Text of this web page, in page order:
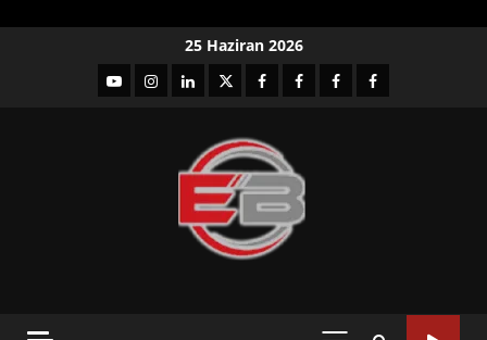
25 Haziran 2026
YouTubeInstagram
LinkedIntwitterfacebook-Facebook-
Facebook-Facebook-